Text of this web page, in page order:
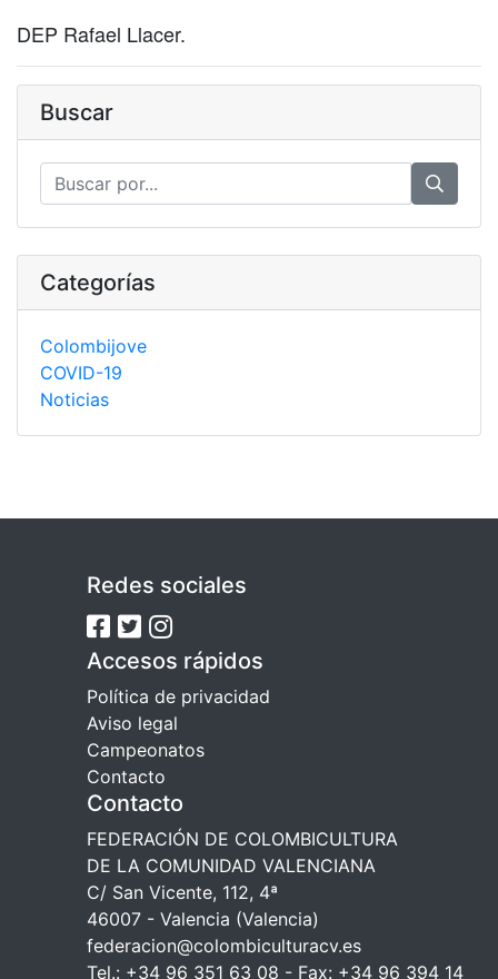
DEP Rafael Llacer.
Buscar
Categorías
Colombijove
COVID-19
Noticias
Redes sociales
Accesos rápidos
Política de privacidad
Aviso legal
Campeonatos
Contacto
Contacto
FEDERACIÓN DE COLOMBICULTURA
DE LA COMUNIDAD VALENCIANA
C/ San Vicente, 112, 4ª
46007 - Valencia (Valencia)
federacion@colombiculturacv.es
Tel.: +34 96 351 63 08 - Fax: +34 96 394 14